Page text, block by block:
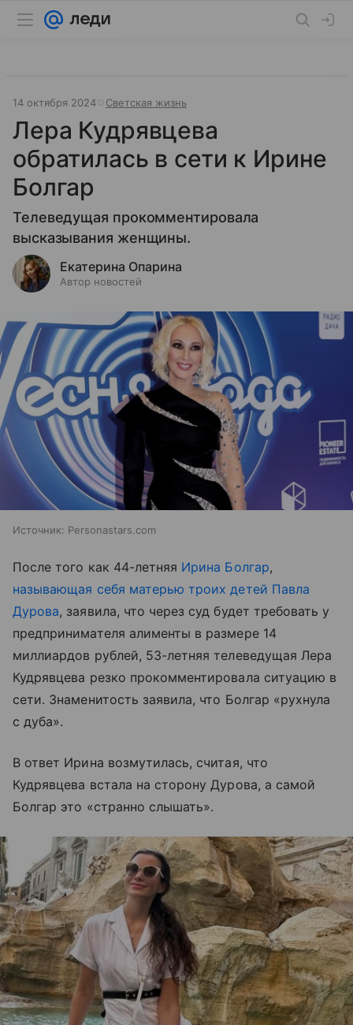
14 октября 2024 Светская жизнь
Лера Кудрявцева
обратилась в сети к Ирине
Болгар
Телеведущая прокомментировала
высказывания женщины.
Екатерина Опарина
Автор новостей
Источник: Personastars.com
После того как 44-летняя Ирина Болгар,
называющая себя матерью троих детей Павла
Дурова, заявила, что через суд будет требовать у
предпринимателя алименты в размере 14
миллиардов рублей, 53-летняя телеведущая Лера
Кудрявцева резко прокомментировала ситуацию в
сети. Знаменитость заявила, что Болгар «рухнула
с дуба».
В ответ Ирина возмутилась, считая, что
Кудрявцева встала на сторону Дурова, а самой
Болгар это «странно слышать».